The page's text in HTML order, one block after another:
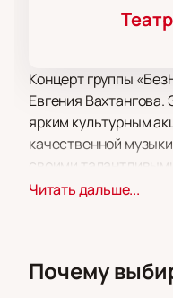
Концерт группы
Евгения
ярким культурным
качественной
своими
успели
гость может
Читать дальше...
Почему